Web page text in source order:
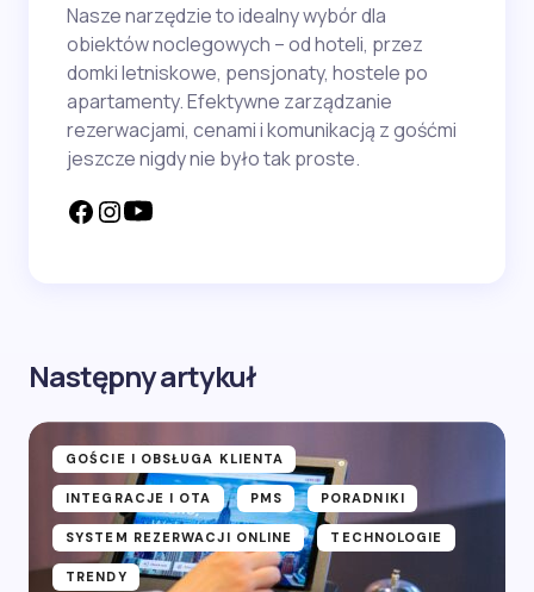
Nasze narzędzie to idealny wybór dla
obiektów noclegowych – od hoteli, przez
domki letniskowe, pensjonaty, hostele po
apartamenty. Efektywne zarządzanie
rezerwacjami, cenami i komunikacją z gośćmi
jeszcze nigdy nie było tak proste.
Następny artykuł
GOŚCIE I OBSŁUGA KLIENTA
INTEGRACJE I OTA PMS PORADNIKI
SYSTEM REZERWACJI ONLINE TECHNOLOGIE
TRENDY